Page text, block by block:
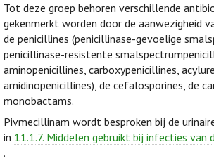
Tot deze groep behoren verschillende
gekenmerkt worden door de aanwezigheid
de penicillines (penicillinase-gevoelige
penicillinase-resistente
aminopenicillines, carboxypenicillines,
amidinopenicillines), de cefalosporines, de
monobactams.
Pivmecillinam wordt besproken bij de
in 11.1.7. Middelen gebruikt bij infecties van
.